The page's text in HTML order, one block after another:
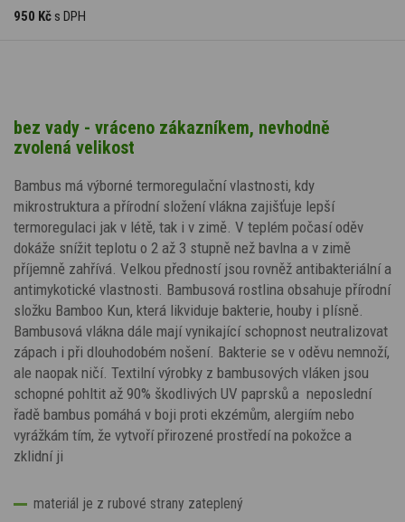
950 Kč s DPH
bez vady - vráceno zákazníkem, nevhodně
zvolená velikost
Bambus má výborné termoregulační vlastnosti, kdy
mikrostruktura a přírodní složení vlákna zajišťuje lepší
termoregulaci jak v létě, tak i v zimě. V teplém počasí oděv
dokáže snížit teplotu o 2 až 3 stupně než bavlna a v zimě
příjemně zahřívá. Velkou předností jsou rovněž antibakteriální a
antimykotické vlastnosti. Bambusová rostlina obsahuje přírodní
složku Bamboo Kun, která likviduje bakterie, houby i plísně.
Bambusová vlákna dále mají vynikající schopnost neutralizovat
zápach i při dlouhodobém nošení. Bakterie se v oděvu nemnoží,
ale naopak ničí. Textilní výrobky z bambusových vláken jsou
schopné pohltit až 90% škodlivých UV paprsků a neposlední
řadě bambus pomáhá v boji proti ekzémům, alergiím nebo
vyrážkám tím, že vytvoří přirozené prostředí na pokožce a
zklidní ji
materiál je z rubové strany zateplený